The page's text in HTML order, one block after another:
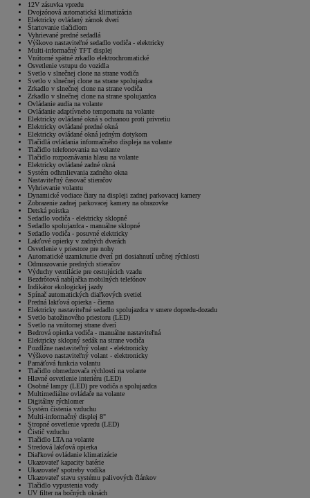
12V zásuvka vpredu
Dvojzónová automatická klimatizácia
Elektricky ovládaný zámok dverí
Štartovanie tlačidlom
Vyhrievané predné sedadlá
Výškovo nastaviteľné sedadlo vodiča - elektricky
Multi-informačný TFT displej
Vnútorné spätné zrkadlo elektrochromatické
Osvetlenie vstupu do vozidla
Svetlo v slnečnej clone na strane vodiča
Svetlo v slnečnej clone na strane spolujazdca
Zrkadlo v slnečnej clone na strane vodiča
Zrkadlo v slnečnej clone na strane spolujazdca
Ovládanie audia na volante
Ovládanie adaptívneho tempomatu na volante
Elektricky ovládané okná s ochranou proti privretiu
Elektricky ovládané predné okná
Elektricky ovládané okná jedným dotykom
Tlačidlá ovládania informačného displeja na volante
Tlačidlo telefonovania na volante
Tlačidlo rozpoznávania hlasu na volante
Elektricky ovládané zadné okná
Systém odhmlievania zadného okna
Nastaviteľný časovač stieračov
Vyhrievanie volantu
Dynamické vodiace čiary na displeji zadnej parkovacej kamery
Zobrazenie zadnej parkovacej kamery na obrazovke
Detská poistka
Sedadlo vodiča - elektricky sklopné
Sedadlo spolujazdca - manuálne sklopné
Sedadlo vodiča - posuvné elektricky
Lakťové opierky v zadných dverách
Osvetlenie v priestore pre nohy
Automatické uzamknutie dverí pri dosiahnutí určitej rýchlosti
Odmrazovanie predných stieračov
Výduchy ventilácie pre cestujúcich vzadu
Bezdrôtová nabíjačka mobilných telefónov
Indikátor ekologickej jazdy
Spínač automatických diaľkových svetiel
Predná lakťová opierka - čierna
Elektricky nastaviteľné sedadlo spolujazdca v smere dopredu-dozadu
Svetlo batožinového priestoru (LED)
Svetlo na vnútornej strane dverí
Bedrová opierka vodiča - manuálne nastaviteľná
Elektricky sklopný sedák na strane vodiča
Pozdĺžne nastaviteľný volant - elektronicky
Výškovo nastaviteľný volant - elektronicky
Pamäťová funkcia volantu
Tlačidlo obmedzovača rýchlosti na volante
Hlavné osvetlenie interiéru (LED)
Osobné lampy (LED) pre vodiča a spolujazdca
Multimediálne ovládače na volante
Digitálny rýchlomer
Systém čistenia vzduchu
Multi-informačný displej 8"
Stropné osvetlenie vpredu (LED)
Čistič vzduchu
Tlačidlo LTA na volante
Stredová lakťová opierka
Diaľkové ovládanie klimatizácie
Ukazovateľ kapacity batérie
Ukazovateľ spotreby vodíka
Ukazovateľ stavu systému palivových článkov
Tlačidlo vypustenia vody
UV filter na bočných oknách